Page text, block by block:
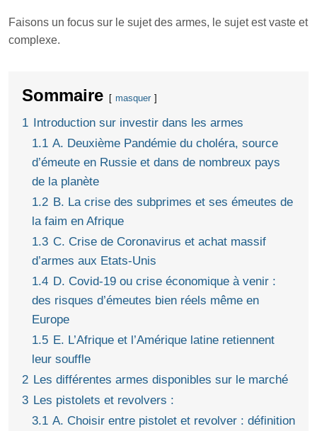
Faisons un focus sur le sujet des armes, le sujet est vaste et
complexe.
Sommaire masquer
1 Introduction sur investir dans les armes
1.1 A. Deuxième Pandémie du choléra, source
d’émeute en Russie et dans de nombreux pays
de la planète
1.2 B. La crise des subprimes et ses émeutes de
la faim en Afrique
1.3 C. Crise de Coronavirus et achat massif
d’armes aux Etats-Unis
1.4 D. Covid-19 ou crise économique à venir :
des risques d’émeutes bien réels même en
Europe
1.5 E. L’Afrique et l’Amérique latine retiennent
leur souffle
2 Les différentes armes disponibles sur le marché
3 Les pistolets et revolvers :
3.1 A. Choisir entre pistolet et revolver : définition